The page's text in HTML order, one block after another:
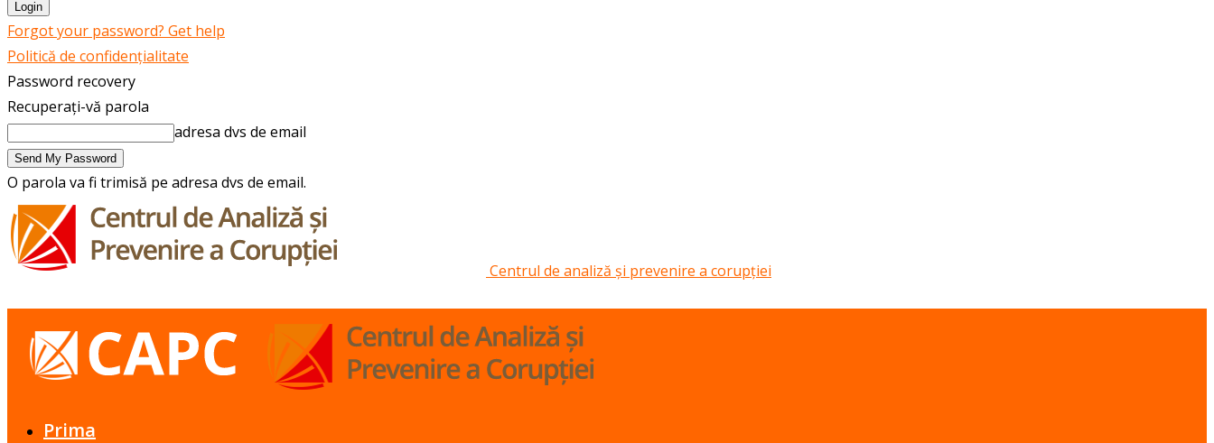
Forgot your password? Get help
Politică de confidențialitate
Password recovery
Recuperați-vă parola
adresa dvs de email
O parola va fi trimisă pe adresa dvs de email.
Centrul de analiză și prevenire a corupției
Prima